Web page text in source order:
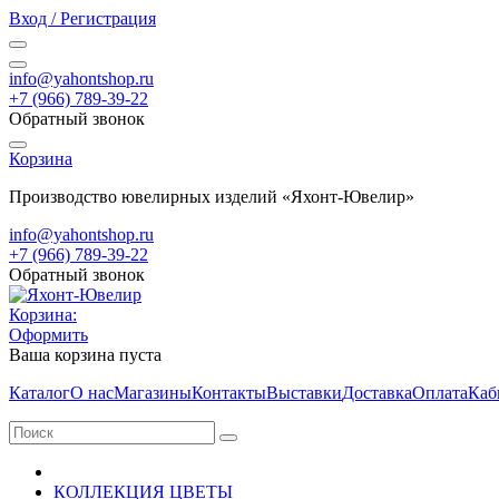
Вход / Регистрация
info@yahontshop.ru
+7 (966) 789-39-22
Обратный звонок
Корзина
Производство ювелирных изделий «Яхонт-Ювелир»
info@yahontshop.ru
+7 (966) 789-39-22
Обратный звонок
Корзина:
Оформить
Ваша корзина пуста
КаталогО насМагазиныКонтактыВыставкиДоставкаОплата
КОЛЛЕКЦИЯ ЦВЕТЫ